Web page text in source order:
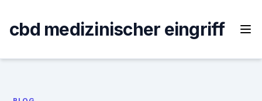
content
cbd medizinischer eingriff